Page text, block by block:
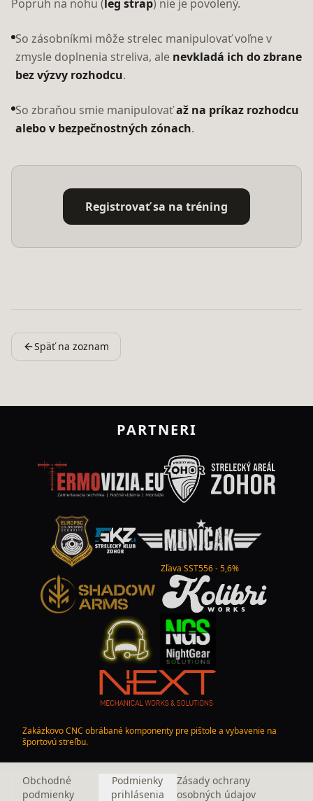
Popruh na nohu (leg strap) nie je povolený.
So zásobníkmi môže strelec manipulovať voľne v
zmysle doplnenia streliva, ale nevkladá ich do zbrane
bez výzvy rozhodcu.
So zbraňou smie manipulovaťaž na príkaz rozhodcu
alebo v bezpečnostných zónach.
Registrovať sa na tréning
Späť na zoznam
PARTNERI
Zľava SST556 - 5,6%
Zakázkovo CNC obrábané komponenty pre pištole a vybavenie na
športovú streľbu.
Obchodné
podmienky
Podmienky
prihlásenia
Zásady ochrany
osobných údajov